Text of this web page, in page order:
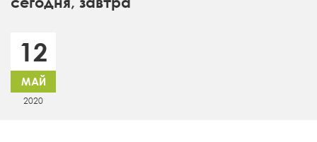
12
МАЙ
2020